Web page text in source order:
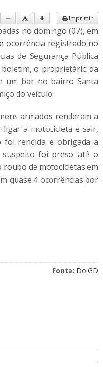
Imprimir
no domingo (07), em
ocorrência registrado no
de Segurança Pública
boletim, o proprietário da
um bar no bairro Santa
do veículo.
armados renderam a
a motocicleta e sair,
foi rendida e obrigada a
foi preso até o
roubo de motocicletas em
quase 4 ocorrências por
Fonte: Do GD